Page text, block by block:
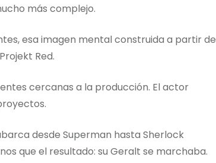
más complejo.
esa imagen mental construida a partir de
Red.
cercanas a la producción. El actor
desde Superman hasta Sherlock
que el resultado: su Geralt se marchaba.